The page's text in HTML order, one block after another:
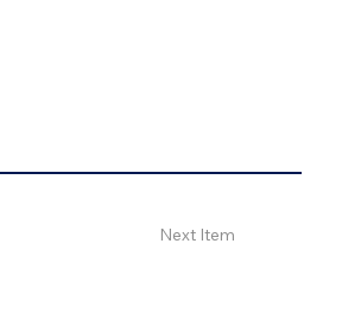
Next Item